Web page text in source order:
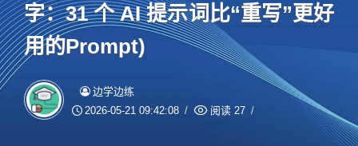
字：31 个 AI 提示词比“重写”更好
用的Prompt)
边学边练
2026-05-21 09:42:08 阅读 27